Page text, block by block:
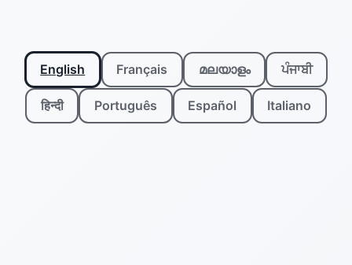
English Français മലയാളം ਪੰਜਾਬੀ
हिन्दी Português Español Italiano